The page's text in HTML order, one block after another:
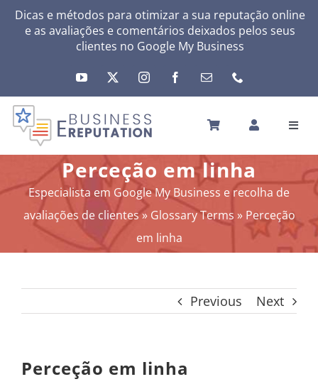
SkipDicas e métodos para otimizar a sua reputação online
e as avaliações e comentários deixados pelos seus
clientes no Google My Business
INÍCIO
A SUA REPUTAÇÃO
A SUA ATIVIDADE
MEUS SERVIÇOS
OUTRAS SOLUÇÕES
A MINHA CONTA
Perceção em linha
Especialista em Google My Business e recolha de
avaliações de clientes» Glossary Terms » Perceção
em linha
Previous Next
Perceção em linha